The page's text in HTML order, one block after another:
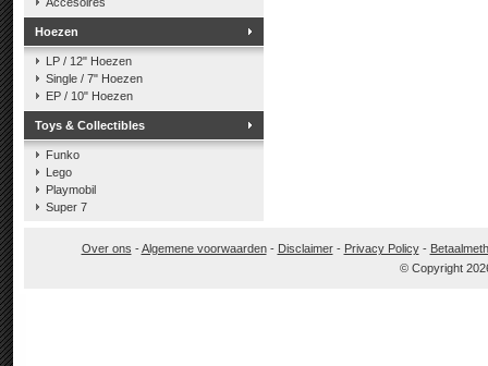
Hoezen
LP / 12" Hoezen
Single / 7" Hoezen
EP / 10" Hoezen
Toys & Collectibles
Funko
Lego
Playmobil
Super 7
Over ons -Algemene voorwaarden- Disclaimer- Privacy Policy-
© Copyright